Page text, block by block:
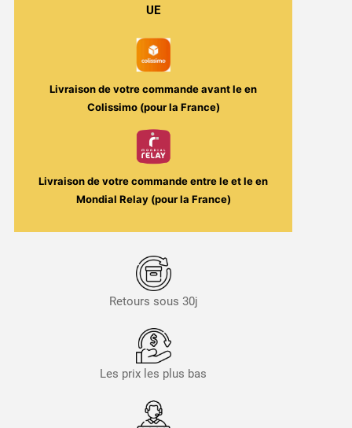
UE
Livraison de votre commande avant leen
Colissimo (pour la France)
Livraison de votre commande entre leet leen
Mondial Relay (pour la France)
Retours sous 30j
Les prix les plus bas